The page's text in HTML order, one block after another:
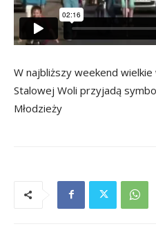
W najbliższy weekend
Stalowej Woli przyjadą
Młodzieży